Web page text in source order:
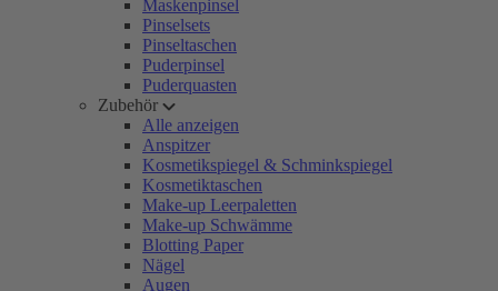
Maskenpinsel
Pinselsets
Pinseltaschen
Puderpinsel
Puderquasten
Zubehör
Alle anzeigen
Anspitzer
Kosmetikspiegel & Schminkspiegel
Kosmetiktaschen
Make-up Leerpaletten
Make-up Schwämme
Blotting Paper
Nägel
Augen